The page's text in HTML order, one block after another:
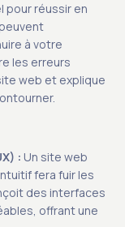
pour réussir en
à votre
les erreurs
web et explique
: Un site web
fera fuir les
des interfaces
offrant une